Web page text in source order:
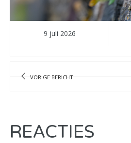
9 juli 2026
VORIGE BERICHT
REACTIES